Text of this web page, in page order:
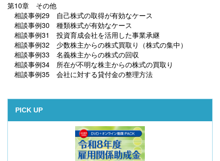
第10章 その他
相談事例29 自己株式の取得が有効なケース
相談事例30 種類株式が有効なケース
相談事例31 投資育成会社を活用した事業承継
相談事例32 少数株主からの株式買取り（株式の集中）
相談事例33 名義株主からの株式の回収
相談事例34 所在が不明な株主からの株式の買取り
相談事例35 会社に対する貸付金の整理方法
PICK UP